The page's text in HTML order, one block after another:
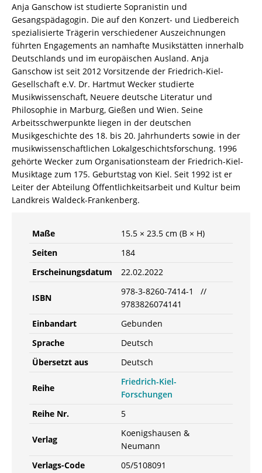
Anja Ganschow ist studierte Sopranistin und
Gesangspädagogin. Die auf den Konzert- und Liedbereich
spezialisierte Trägerin verschiedener Auszeichnungen
führten Engagements an namhafte Musikstätten innerhalb
Deutschlands und im europäischen Ausland. Anja
Ganschow ist seit 2012 Vorsitzende der Friedrich-Kiel-
Gesellschaft e.V. Dr. Hartmut Wecker studierte
Musikwissenschaft, Neuere deutsche Literatur und
Philosophie in Marburg, Gießen und Wien. Seine
Arbeitsschwerpunkte liegen in der deutschen
Musikgeschichte des 18. bis 20. Jahrhunderts sowie in der
musikwissenschaftlichen Lokalgeschichtsforschung. 1996
gehörte Wecker zum Organisationsteam der Friedrich-Kiel-
Musiktage zum 175. Geburtstag von Kiel. Seit 1992 ist er
Leiter der Abteilung Öffentlichkeitsarbeit und Kultur beim
Landkreis Waldeck-Frankenberg.
Maße
15.5 × 23.5 cm (B × H)
Seiten
184
Erscheinungsdatum
22.02.2022
ISBN
978-3-8260-7414-1 //
9783826074141
Einbandart
Gebunden
Sprache
Deutsch
Übersetzt aus
Deutsch
Reihe
Friedrich-Kiel-
Forschungen
Reihe Nr.
5
Verlag
Koenigshausen &
Neumann
Verlags-Code
05/5108091